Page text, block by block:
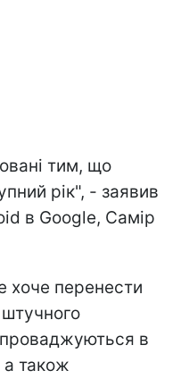
тим, що
рік", - заявив
в Google, Самір
хоче перенести
штучного
в
також